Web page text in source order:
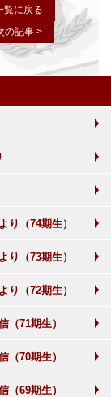
覧に戻る
の記事 >
り（74期生）
り（73期生）
り（72期生）
（71期生）
（70期生）
（69期生）